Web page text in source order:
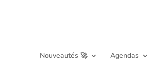
Nouveautés 🚀 Agendas